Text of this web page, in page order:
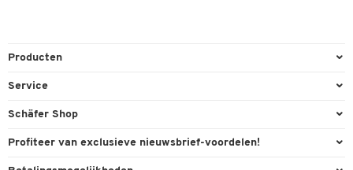
Producten
Kantoorbenodigdheden
Service
Bestelling herroepen
Schäfer Shop
Algemene voorwaarden
Profiteer van exclusieve nieuwsbrief-voordelen!
Welkomstgeschenk